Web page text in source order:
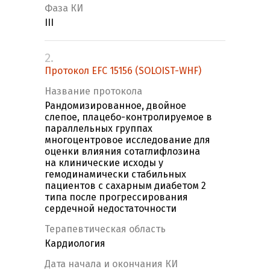
Фаза КИ
2.
Протокол EFC 15156 (SOLOIST-WHF)
Название протокола
Рандомизированное, двойное
слепое, плацебо-контролируемое в
параллельных группах
многоцентровое исследование для
оценки влияния сотаглифлозина
на клинические исходы у
гемодинамически стабильных
пациентов с сахарным диабетом 2
типа после прогрессирования
сердечной недостаточности
Терапевтическая область
Кардиология
Дата начала и окончания КИ